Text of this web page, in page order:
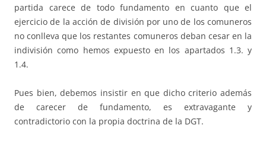
partida carece de todo fundamento en cuanto que el
ejercicio de la acción de división por uno de los comuneros
no conlleva que los restantes comuneros deban cesar en la
indivisión como hemos expuesto en los apartados 1.3. y
1.4.
Pues bien, debemos insistir en que dicho criterio además
de carecer de fundamento, es extravagante y
contradictorio con la propia doctrina de la DGT.